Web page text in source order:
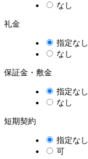
なし
礼金
指定なし
なし
保証金・敷金
指定なし
なし
短期契約
指定なし
可